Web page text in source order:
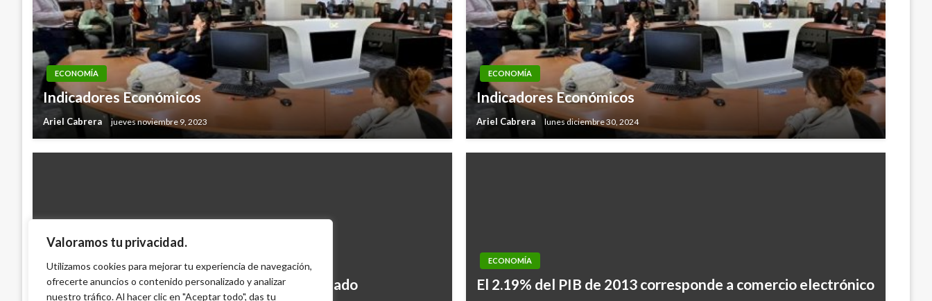
Valoramos tu privacidad.
Utilizamos cookies para mejorar tu experiencia de navegación,
ofrecerte anuncios o contenido personalizado y analizar
nuestro tráfico. Al hacer clic en "Aceptar todo", das tu
ECONOMÍA
Indicadores Económicos
Ariel Cabrera jueves noviembre 9, 2023
ECONOMÍA
Indicadores Económicos
Ariel Cabrera lunes diciembre 30, 2024
Banco Agrario lanza la nueva línea Maíz-Ganado
ECONOMÍA
El 2.19% del PIB de 2013 corresponde a comercio electrónico